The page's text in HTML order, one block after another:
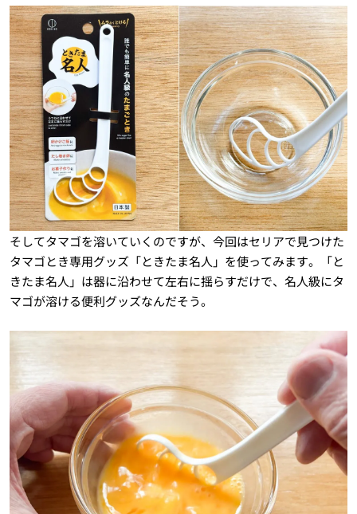
そしてタマゴを溶いていくのですが、今回はセリアで見つけた
タマゴとき専用グッズ「ときたま名人」を使ってみます。「と
きたま名人」は器に沿わせて左右に揺らすだけで、名人級にタ
マゴが溶ける便利グッズなんだそう。